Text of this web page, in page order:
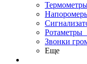
Ротаметры
Звонки
Еще